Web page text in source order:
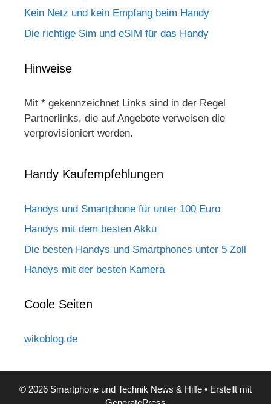
Kein Netz und kein Empfang beim Handy
Die richtige Sim und eSIM für das Handy
Hinweise
Mit * gekennzeichnet Links sind in der Regel
Partnerlinks, die auf Angebote verweisen die
verprovisioniert werden.
Handy Kaufempfehlungen
Handys und Smartphone für unter 100 Euro
Handys mit dem besten Akku
Die besten Handys und Smartphones unter 5 Zoll
Handys mit der besten Kamera
Coole Seiten
wikoblog.de
© 2026 Smartphone und Technik News & Hilfe • Erstellt mit